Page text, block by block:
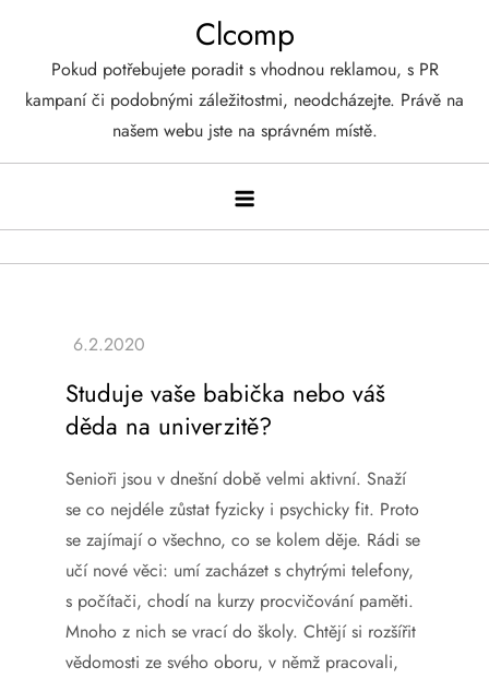
Clcomp
Pokud potřebujete poradit s vhodnou reklamou, s PR
kampaní či podobnými záležitostmi, neodcházejte. Právě na
našem webu jste na správném místě.
Studuje vaše babička nebo váš
děda na univerzitě?
Senioři jsou v dnešní době velmi aktivní. Snaží
se co nejdéle zůstat fyzicky i psychicky fit. Proto
se zajímají o všechno, co se kolem děje. Rádi se
učí nové věci: umí zacházet s chytrými telefony,
s počítači, chodí na kurzy procvičování paměti.
Mnoho z nich se vrací do školy. Chtějí si rozšířit
vědomosti ze svého oboru, v němž pracovali,